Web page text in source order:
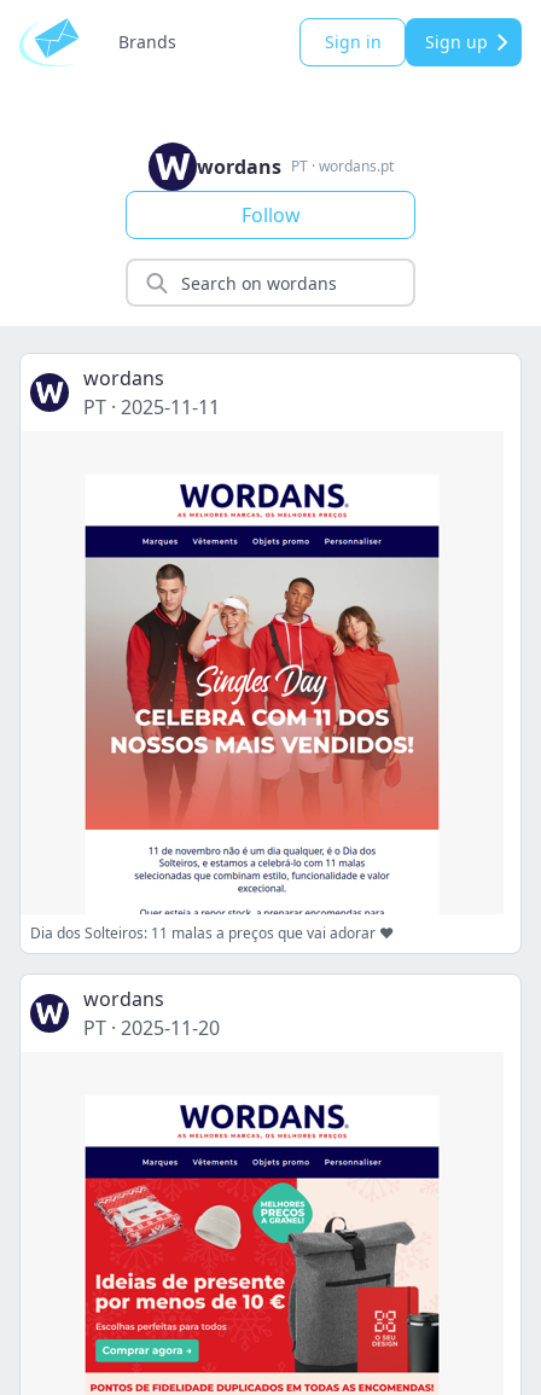
Brands Sign in Sign up
wordans PT·wordans.pt
Follow
wordans
PT · 2025-11-11
Dia dos Solteiros: 11 malas a preços que vai adorar ❤️
wordans
PT · 2025-11-20